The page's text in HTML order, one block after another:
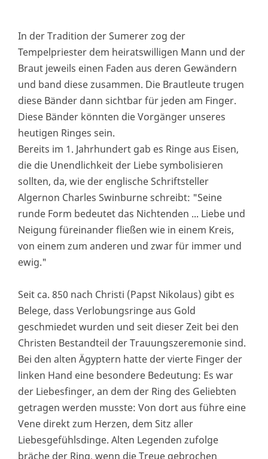
In der Tradition der Sumerer zog der
Tempelpriester dem heiratswilligen Mann und der
Braut jeweils einen Faden aus deren Gewändern
und band diese zusammen. Die Brautleute trugen
diese Bänder dann sichtbar für jeden am Finger.
Diese Bänder könnten die Vorgänger unseres
heutigen Ringes sein.
Bereits im 1. Jahrhundert gab es Ringe aus Eisen,
die die Unendlichkeit der Liebe symbolisieren
sollten, da, wie der englische Schriftsteller
Algernon Charles Swinburne schreibt: "Seine
runde Form bedeutet das Nichtenden ... Liebe und
Neigung füreinander fließen wie in einem Kreis,
von einem zum anderen und zwar für immer und
ewig."
Seit ca. 850 nach Christi (Papst Nikolaus) gibt es
Belege, dass Verlobungsringe aus Gold
geschmiedet wurden und seit dieser Zeit bei den
Christen Bestandteil der Trauungszeremonie sind.
Bei den alten Ägyptern hatte der vierte Finger der
linken Hand eine besondere Bedeutung: Es war
der Liebesfinger, an dem der Ring des Geliebten
getragen werden musste: Von dort aus führe eine
Vene direkt zum Herzen, dem Sitz aller
Liebesgefühlsdinge. Alten Legenden zufolge
bräche der Ring, wenn die Treue gebrochen